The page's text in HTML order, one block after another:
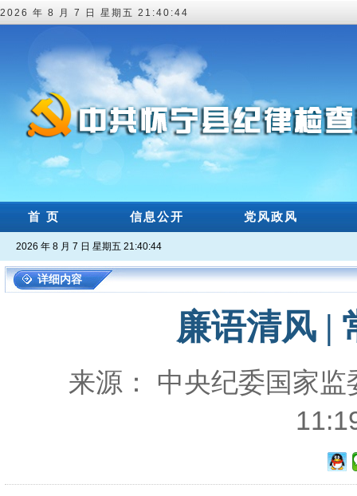
2026 年 8 月 7 日 星期五 21:40:45
首 页 信息公开 党风政风
2026 年 8 月 7 日 星期五 21:40:45
详细内容
廉语清风 |
来源： 中央纪委国家